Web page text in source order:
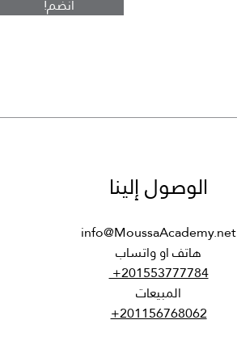
!انضم
الوصول إلينا
info@MoussaAcademy.net
هاتف او واتساب
+201553777784
المبيعات
+201156768062